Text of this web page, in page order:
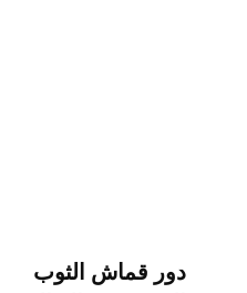
دور قماش الثوب